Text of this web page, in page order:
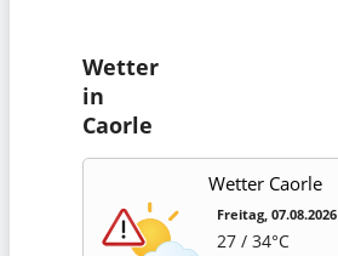
Wetter
in
Caorle
Wetter Caorle
Freitag, 07.08.2026
27 / 34°C